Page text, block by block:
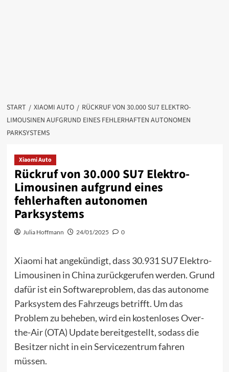
START XIAOMI AUTO
RÜCKRUF VON 30.000 SU7 ELEKTRO-
LIMOUSINEN AUFGRUND EINES FEHLERHAFTEN AUTONOMEN
PARKSYSTEMS
Xiaomi Auto
Rückruf von 30.000 SU7 Elektro-
Limousinen aufgrund eines
fehlerhaften autonomen
Parksystems
Julia Hoffmann 24/01/2025 0
Xiaomi hat angekündigt, dass 30.931 SU7 Elektro-
Limousinen in China zurückgerufen werden. Grund
dafür ist ein Softwareproblem, das das autonome
Parksystem des Fahrzeugs betrifft. Um das
Problem zu beheben, wird ein kostenloses Over-
the-Air (OTA) Update bereitgestellt, sodass die
Besitzer nicht in ein Servicezentrum fahren
müssen.